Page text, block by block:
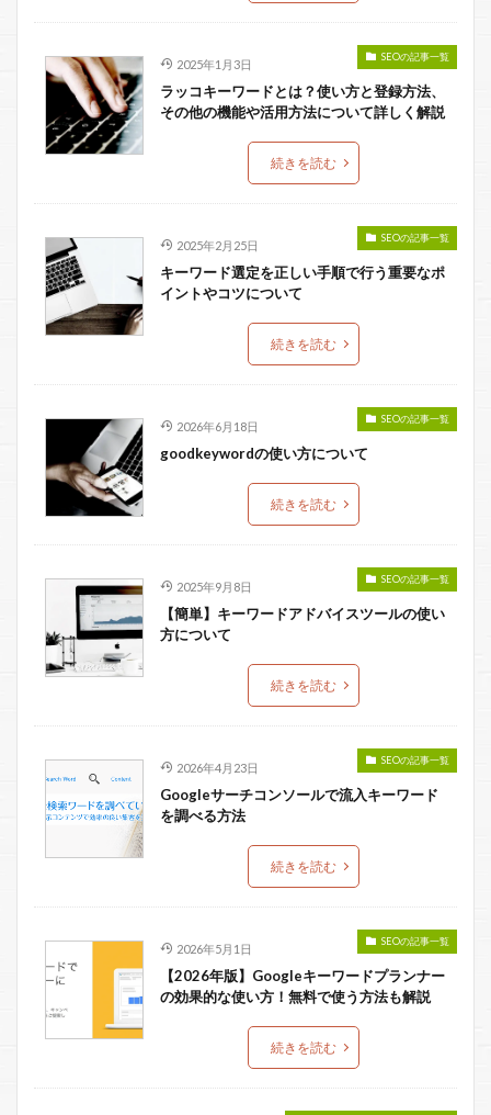
SEOの記事一覧
2025年1月3日
ラッコキーワードとは？使い方と登録方法、
その他の機能や活用方法について詳しく解説
続きを読む
SEOの記事一覧
2025年2月25日
キーワード選定を正しい手順で行う重要なポ
イントやコツについて
続きを読む
SEOの記事一覧
2026年6月18日
goodkeywordの使い方について
続きを読む
SEOの記事一覧
2025年9月8日
【簡単】キーワードアドバイスツールの使い
方について
続きを読む
SEOの記事一覧
2026年4月23日
Googleサーチコンソールで流入キーワード
を調べる方法
続きを読む
SEOの記事一覧
2026年5月1日
【2026年版】Googleキーワードプランナー
の効果的な使い方！無料で使う方法も解説
続きを読む